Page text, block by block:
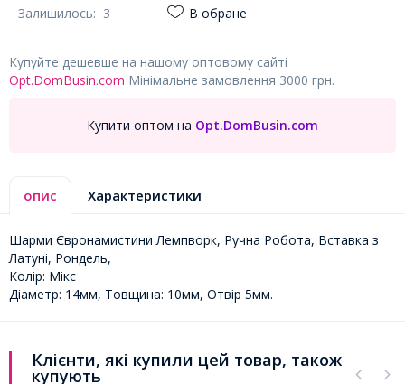
Залишилось: 3 В обране
Купуйте дешевше на нашому оптовому сайті
Opt.DomBusin.com Мінімальне замовлення 3000 грн.
Купити оптом на Opt.DomBusin.com
опис Характеристики
Шарми Євронамистини Лемпворк, Ручна Робота, Вставка з
Латуні, Рондель,
Колір: Мікс
Діаметр: 14мм, Товщина: 10мм, Отвір 5мм.
Клієнти, які купили цей товар, також
купують